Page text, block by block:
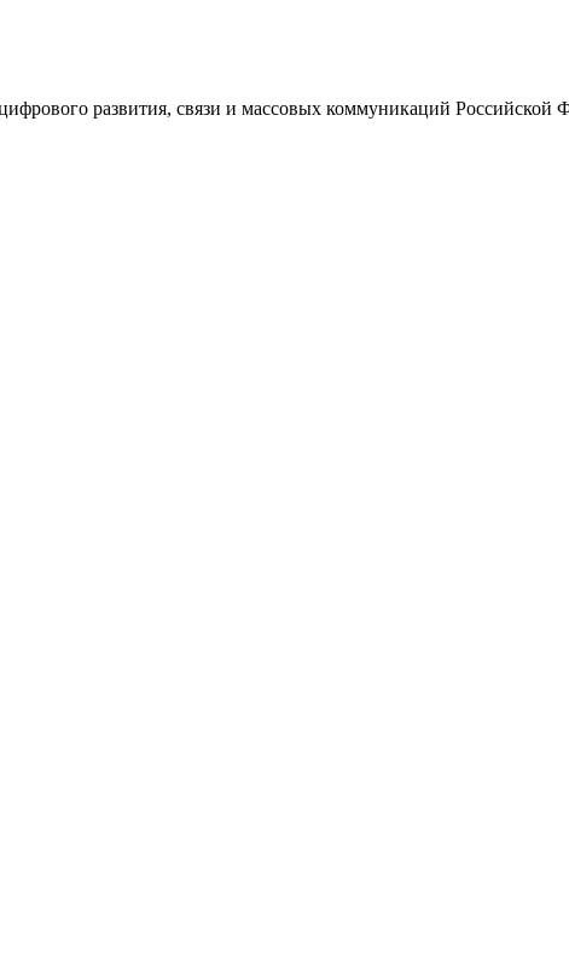
развития, связи и массовых коммуникаций Российской